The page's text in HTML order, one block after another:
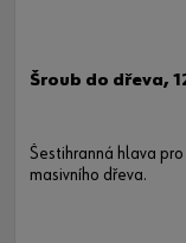
Šroub do dřeva,
Šestihranná hlava
masivního dřeva.